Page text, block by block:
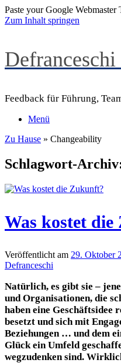
Paste your Google
Zum Inhalt springen
Feedback für Führung,
Menü
Zu Hause » Changeability
Schlagwort-
Was kostet
Veröffentlicht am 29. Oktober
Defranceschi
Natürlich, es gibt sie –
und Organisationen, die
haben eine
besetzt und sich mit
Beziehungen … und dem
Glück ein Umfeld
wegzudenken sind.